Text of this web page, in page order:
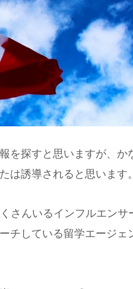
を探すと思いますが、か
は誘導されると思います。
さんいるインフルエンサ
チしている留学エージェ